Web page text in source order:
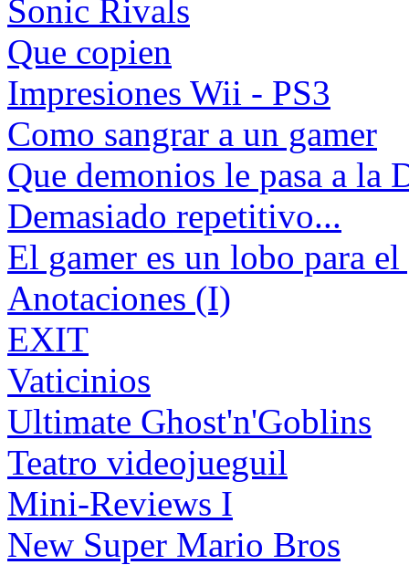
Sonic Rivals
Que copien
Impresiones Wii - PS3
Como sangrar a un gamer
Que demonios le pasa a la
Demasiado repetitivo...
El gamer es un lobo para el
Anotaciones (I)
EXIT
Vaticinios
Ultimate Ghost'n'Goblins
Teatro videojueguil
Mini-Reviews I
New Super Mario Bros